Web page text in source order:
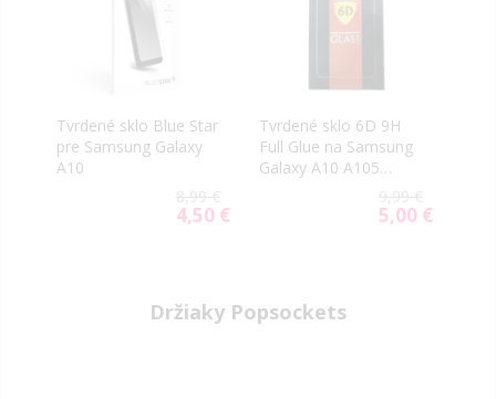
Tvrdené sklo Blue Star
pre Samsung Galaxy
A10
8,99 €
Special
4,50 €
Tvrdené sklo 6D 9H
Full Glue na Samsung
Galaxy A10 A105
9,99 €
Special
5,00 €
Držiaky Popsockets